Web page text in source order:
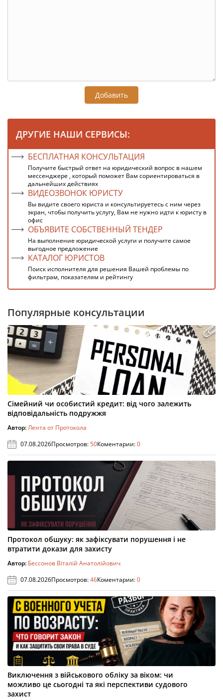
Добавить
ДРУГИЕ НАШИ СЕРВИСЫ:
БЕСПЛАТНАЯ КОНСУЛЬТАЦИЯ
Получите быстрый ответ на юридический вопрос в нашем
мессенджере , который поможет Вам сориентироваться в
дальнейших действиях
ВИДЕОЗВОНОК ЮРИСТУ
Вы видите своего юриста и консультируетесь с ним через
экран, чтобы получить услугу, Вам не нужно идти к юристу в
офис
ОБЪЯВИТЕ СОБСТВЕННЫЙ ТЕНДЕР
На выполнение юридической услуги и получите самое
выгодное предложение
КАТАЛОГ ЮРИСТОВ
Поиск исполнителя для решения Вашей проблемы по
фильтрам, показателям и рейтингу
Популярные консультации
Сімейний чи особистий кредит: від чого залежить
відповідальність подружжя
Автор:Лента от Протокола
07.08.2026Просмотров:50Коментарии:0
Протокол обшуку: як зафіксувати порушення і не
втратити докази для захисту
Автор: Бессонов Віталій Анатолійович
07.08.2026Просмотров:46Коментарии:0
Виключення з військового обліку за віком: чи
можливо це сьогодні та які перспективи судового
захист